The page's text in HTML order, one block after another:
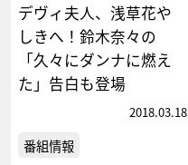
デヴィ夫人、浅草花や
しきへ！鈴木奈々の
「久々にダンナに燃え
た」告白も登場
2018.03.18
番組情報